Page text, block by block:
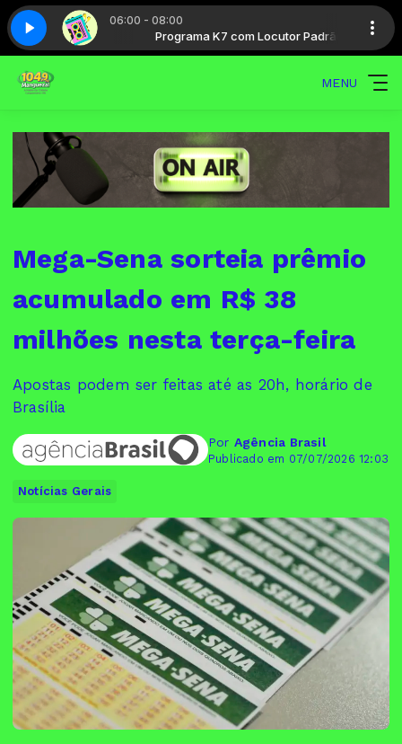
06:00 - 08:00
Padrão Programa K7 com Locutor Padrão
5 Hits 80 - Parte 5
MENU
Mega-Sena sorteia prêmio
acumulado em R$ 38
milhões nesta terça-feira
Apostas podem ser feitas até as 20h, horário de
Brasília
Por Agência Brasil
Publicado em 07/07/2026 12:03
Notícias Gerais